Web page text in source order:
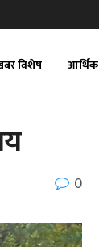
विशेष आर्थिक
0